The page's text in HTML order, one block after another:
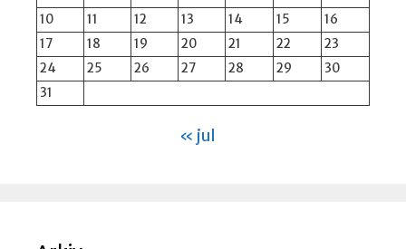
10
11 12 13 14 15
16
17
18 19 20 21 22
23
24
25 26 27 28 29
30
31
« jul